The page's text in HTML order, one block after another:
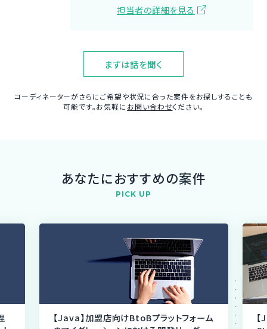
担当者の詳細を見る
まずは話を聞く
コーディネーターがさらにご希望や状況に合った案件をお探しすることも
可能です。お気軽に お問い合わせください。
あなたにおすすめの案件
PICK UP
【Java】加盟店向けBtoBプラットフォーム